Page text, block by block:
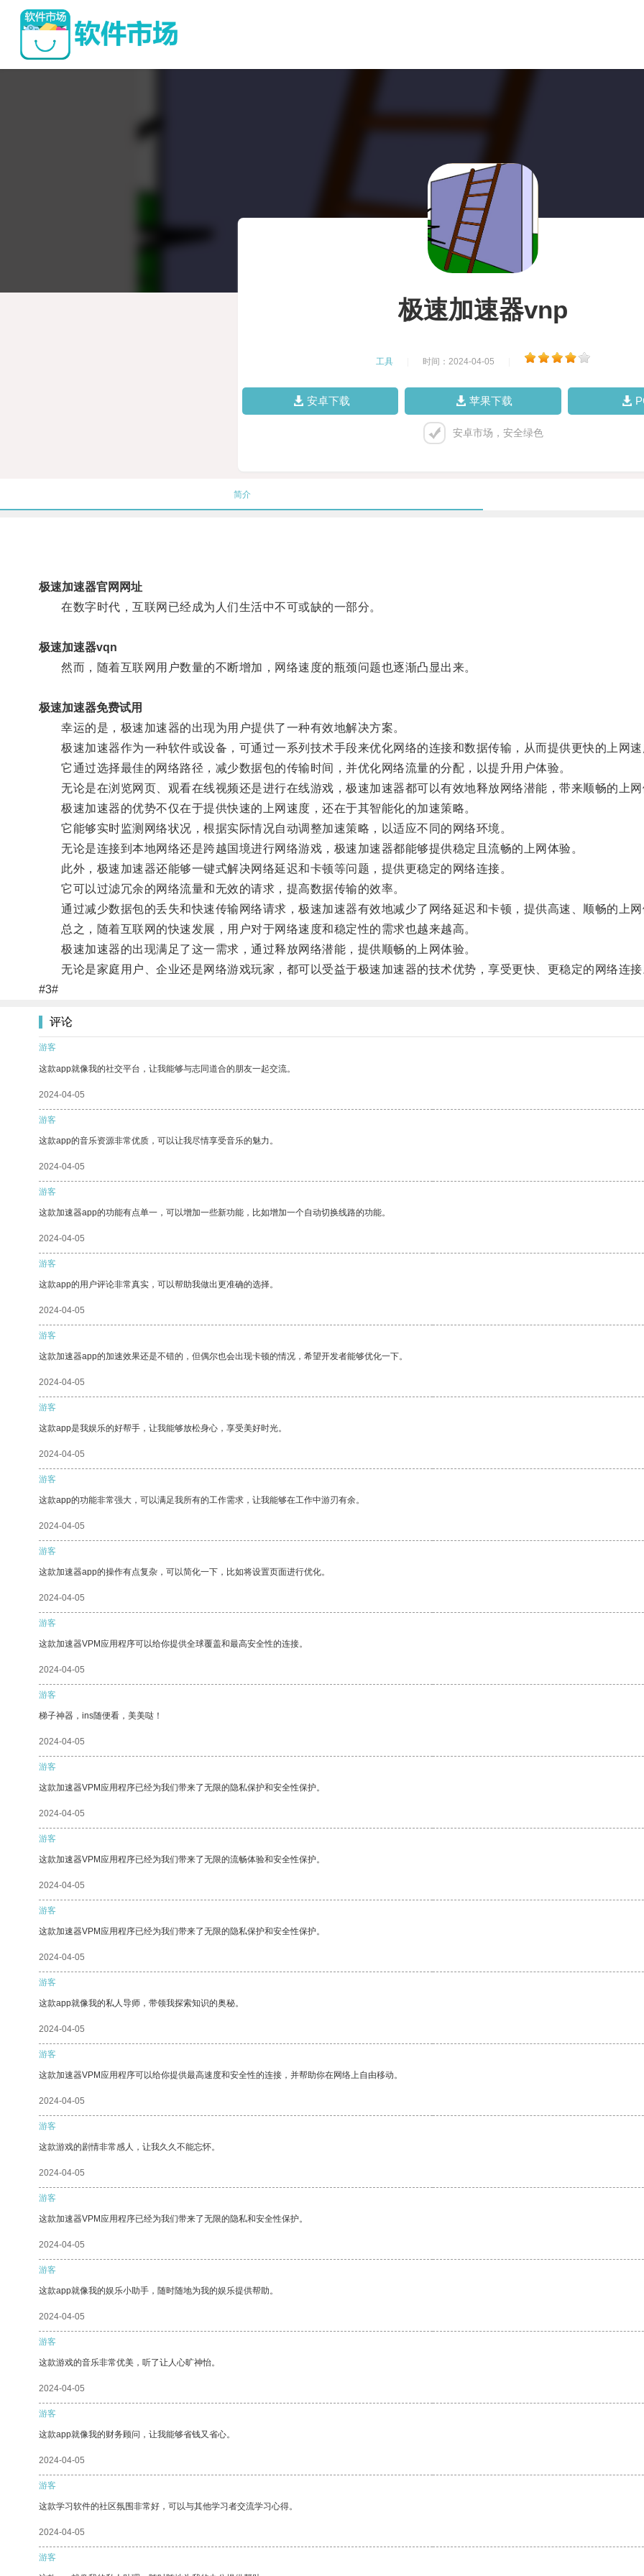
极速加速器vnp
工具 时间：2024-04-05
安卓下载 苹果下载
安卓市场，安全绿色
简介
极速加速器官网网址
在数字时代，互联网已经成为人们生活中不可或缺的一部分。
极速加速器vqn
然而，随着互联网用户数量的不断增加，网络速度的瓶颈问题也逐渐凸显出来。
极速加速器免费试用
幸运的是，极速加速器的出现为用户提供了一种有效地解决方案。
极速加速器作为一种软件或设备，可通过一系列技术手段来优化网络的连接和数据传输，从而提供更快的上网速
它通过选择最佳的网络路径，减少数据包的传输时间，并优化网络流量的分配，以提升用户体验。
无论是在浏览网页、观看在线视频还是进行在线游戏，极速加速器都可以有效地释放网络潜能，带来顺畅的上网
极速加速器的优势不仅在于提供快速的上网速度，还在于其智能化的加速策略。
它能够实时监测网络状况，根据实际情况自动调整加速策略，以适应不同的网络环境。
无论是连接到本地网络还是跨越国境进行网络游戏，极速加速器都能够提供稳定且流畅的上网体验。
此外，极速加速器还能够一键式解决网络延迟和卡顿等问题，提供更稳定的网络连接。
它可以过滤冗余的网络流量和无效的请求，提高数据传输的效率。
通过减少数据包的丢失和快速传输网络请求，极速加速器有效地减少了网络延迟和卡顿，提供高速、顺畅的上网
总之，随着互联网的快速发展，用户对于网络速度和稳定性的需求也越来越高。
极速加速器的出现满足了这一需求，通过释放网络潜能，提供顺畅的上网体验。
无论是家庭用户、企业还是网络游戏玩家，都可以受益于极速加速器的技术优势，享受更快、更稳定的网络连接
#3#
评论
游客
这款app就像我的社交平台，让我能够与志同道合的朋友一起交流。
2024-04-05
游客
这款app的音乐资源非常优质，可以让我尽情享受音乐的魅力。
2024-04-05
游客
这款加速器app的功能有点单一，可以增加一些新功能，比如增加一个自动切换线路的功能。
2024-04-05
游客
这款app的用户评论非常真实，可以帮助我做出更准确的选择。
2024-04-05
游客
这款加速器app的加速效果还是不错的，但偶尔也会出现卡顿的情况，希望开发者能够优化一下。
2024-04-05
游客
这款app是我娱乐的好帮手，让我能够放松身心，享受美好时光。
2024-04-05
游客
这款app的功能非常强大，可以满足我所有的工作需求，让我能够在工作中游刃有余。
2024-04-05
游客
这款加速器app的操作有点复杂，可以简化一下，比如将设置页面进行优化。
2024-04-05
游客
这款加速器VPM应用程序可以给你提供全球覆盖和最高安全性的连接。
2024-04-05
游客
梯子神器，ins随便看，美美哒！
2024-04-05
游客
这款加速器VPM应用程序已经为我们带来了无限的隐私保护和安全性保护。
2024-04-05
游客
这款加速器VPM应用程序已经为我们带来了无限的流畅体验和安全性保护。
2024-04-05
游客
这款加速器VPM应用程序已经为我们带来了无限的隐私保护和安全性保护。
2024-04-05
游客
这款app就像我的私人导师，带领我探索知识的奥秘。
2024-04-05
游客
这款加速器VPM应用程序可以给你提供最高速度和安全性的连接，并帮助你在网络上自由移动。
2024-04-05
游客
这款游戏的剧情非常感人，让我久久不能忘怀。
2024-04-05
游客
这款加速器VPM应用程序已经为我们带来了无限的隐私和安全性保护。
2024-04-05
游客
这款app就像我的娱乐小助手，随时随地为我的娱乐提供帮助。
2024-04-05
游客
这款游戏的音乐非常优美，听了让人心旷神怡。
2024-04-05
游客
这款app就像我的财务顾问，让我能够省钱又省心。
2024-04-05
游客
这款学习软件的社区氛围非常好，可以与其他学习者交流学习心得。
2024-04-05
游客